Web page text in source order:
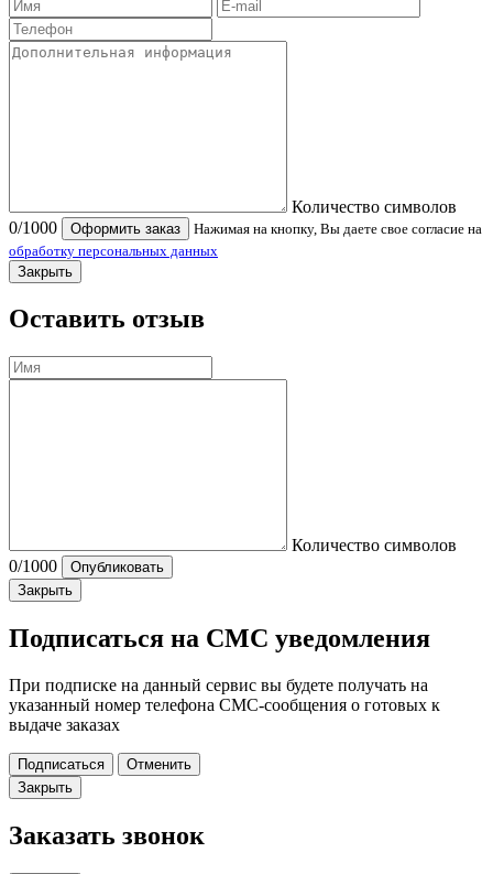
Количество символов
0/1000 Оформить заказ
Нажимая на кнопку, Вы даете свое согласие на
обработку персональных данных
Закрыть
Оставить отзыв
Количество символов
0/1000
Опубликовать
Закрыть
Подписаться на СМС уведомления
При подписке на данный сервис вы будете получать на
указанный номер телефона СМС-сообщения о готовых к
выдаче заказах
Подписаться
Отменить
Закрыть
Заказать звонок